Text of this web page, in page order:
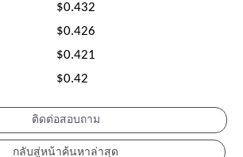
$0.432
$0.426
$0.421
$0.42
ติดต่อสอบถาม